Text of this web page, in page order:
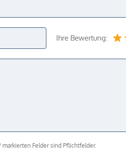
Ihre Bewertung:
Felder sind Pflichtfelder.